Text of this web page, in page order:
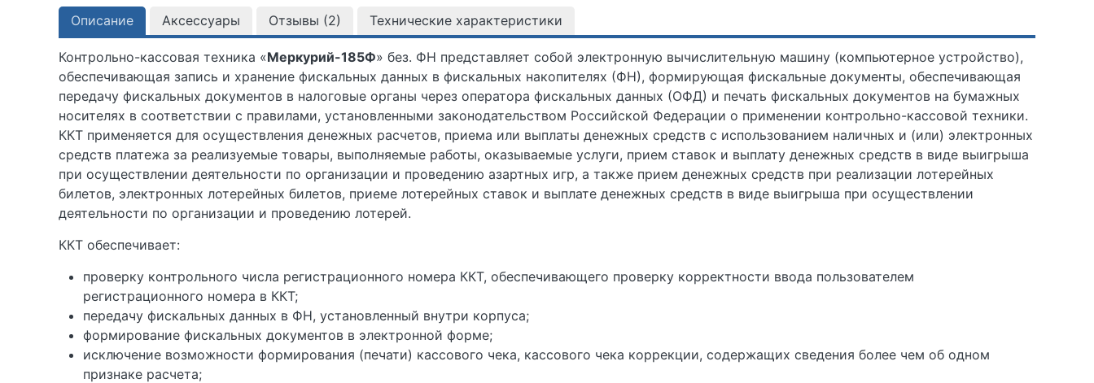
Описание Аксессуары Отзывы (2) Технические характеристики
Контрольно-кассовая техника «Меркурий-185Ф» без. ФН представляет собой электронную вычислительную машину (компьютерное устройство),
обеспечивающая запись и хранение фискальных данных в фискальных накопителях (ФН), формирующая фискальные документы, обеспечивающая
передачу фискальных документов в налоговые органы через оператора фискальных данных (ОФД) и печать фискальных документов на бумажных
носителях в соответствии с правилами, установленными законодательством Российской Федерации о применении контрольно-кассовой техники.
ККТ применяется для осуществления денежных расчетов, приема или выплаты денежных средств с использованием наличных и (или) электронных
средств платежа за реализуемые товары, выполняемые работы, оказываемые услуги, прием ставок и выплату денежных средств в виде выигрыша
при осуществлении деятельности по организации и проведению азартных игр, а также прием денежных средств при реализации лотерейных
билетов, электронных лотерейных билетов, приеме лотерейных ставок и выплате денежных средств в виде выигрыша при осуществлении
деятельности по организации и проведению лотерей.
ККТ обеспечивает:
проверку контрольного числа регистрационного номера ККТ, обеспечивающего проверку корректности ввода пользователем
регистрационного номера в ККТ;
передачу фискальных данных в ФН, установленный внутри корпуса;
формирование фискальных документов в электронной форме;
исключение возможности формирования (печати) кассового чека, кассового чека коррекции, содержащих сведения более чем об одном
признаке расчета;